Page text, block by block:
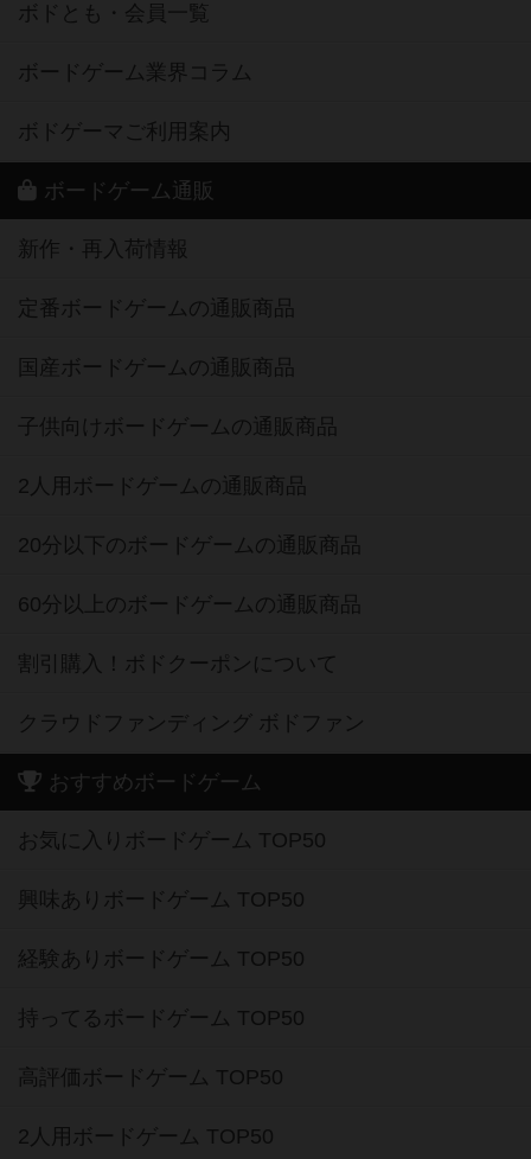
ボドとも・会員一覧
ボードゲーム業界コラム
ボドゲーマご利用案内
ボードゲーム通販
新作・再入荷情報
定番ボードゲームの通販商品
国産ボードゲームの通販商品
子供向けボードゲームの通販商品
2人用ボードゲームの通販商品
20分以下のボードゲームの通販商品
60分以上のボードゲームの通販商品
割引購入！ボドクーポンについて
クラウドファンディング ボドファン
おすすめボードゲーム
お気に入りボードゲーム TOP50
興味ありボードゲーム TOP50
経験ありボードゲーム TOP50
持ってるボードゲーム TOP50
高評価ボードゲーム TOP50
2人用ボードゲーム TOP50